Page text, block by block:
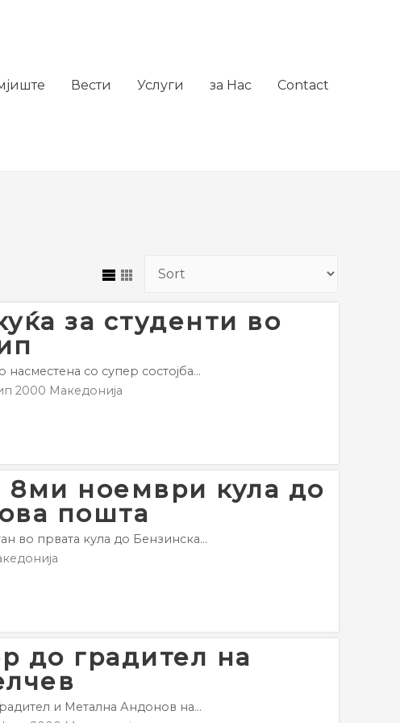
Вести Услуги за Нас Contact
за студенти во
со супер состојба...
2000 Македонија
8ми ноември кула до
пошта
во првата кула до Бензинска...
до градител на
и Метална Андонов на...